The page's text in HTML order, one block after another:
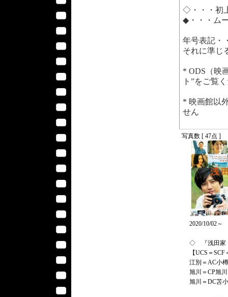
◇・・・初
◆・・・ム
年号表記・
それに準じ
* ODS（映
ト”をご覧
* 映画館以
せん
写真数 [ 47点 ]
2020/10/02～
◇ 『浅田家
【UCS＝SCF
江別＝AC小
旭川＝CP旭
旭川＝DC苫